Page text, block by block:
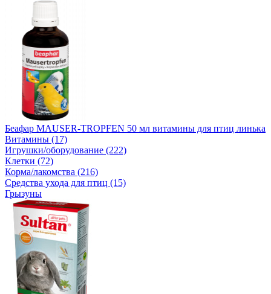
Беафар MAUSER-TROPFEN 50 мл витамины для птиц линька
Витамины (17)
Игрушки/оборудование (222)
Клетки (72)
Корма/лакомства (216)
Средства ухода для птиц (15)
Грызуны